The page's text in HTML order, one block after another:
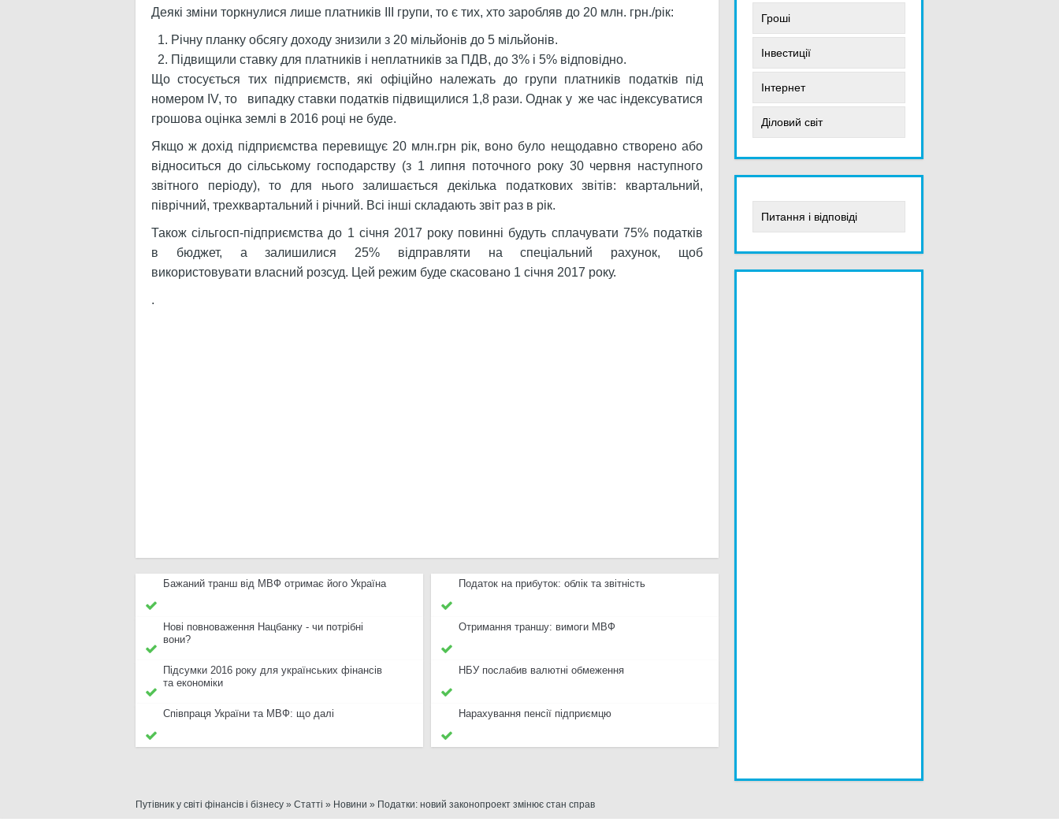
Деякі зміни торкнулися лише платників III групи, то є тих, хто заробляв до 20 млн. грн./рік:
Річну планку обсягу доходу знизили з 20 мільйонів до 5 мільйонів.
Підвищили ставку для платників і неплатників за ПДВ, до 3% і 5% відповідно.
Що стосується тих підприємств, які офіційно належать до групи платників податків під
номером IV, то випадку ставки податків підвищилися 1,8 рази. Однак у же час індексуватися
грошова оцінка землі в 2016 році не буде.
Якщо ж дохід підприємства перевищує 20 млн.грн рік, воно було нещодавно створено або
відноситься до сільському господарству (з 1 липня поточного року 30 червня наступного
звітного періоду), то для нього залишається декілька податкових звітів: квартальний,
піврічний, трехквартальний і річний. Всі інші складають звіт раз в рік.
Також сільгосп-підприємства до 1 січня 2017 року повинні будуть сплачувати 75% податків
в бюджет, а залишилися 25% відправляти на спеціальний рахунок, щоб
використовувати власний розсуд. Цей режим буде скасовано 1 січня 2017 року.
.
Бажаний транш від МВФ отримає його Україна Податок на прибуток: облік та звітність
Нові повноваження Нацбанку - чи потрібні
вони?
Отримання траншу: вимоги МВФ
Підсумки 2016 року для українських фінансів
та економіки
НБУ послабив валютні обмеження
Співпраця України та МВФ: що далі Нарахування пенсії підприємцю
Гроші
Інвестиції
Інтернет
Діловий світ
Питання і відповіді
Путівник у світі фінансів і бізнесу » Статті » Новини » Податки: новий законопроект змінює стан справ